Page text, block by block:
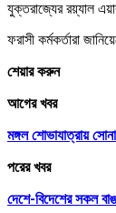
যুক্তরাজ্যের রয়্যাল
ফরাসী কর্মকর্তারা
শেয়ার করুন
আগের খবর
মঙ্গল শোভাযাত্রায়
পরের খবর
দেশে-বিদেশের সকল